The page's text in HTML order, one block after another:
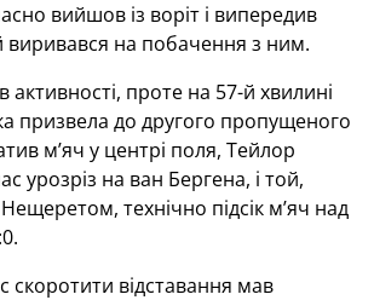
вийшов із воріт і випередив
на побачення з ним.
активності, проте на 57-й хвилині
призвела до другого пропущеного
м’яч у центрі поля, Тейлор
урозріз на ван Бергена, і той,
технічно підсік м’яч над
відставання мав